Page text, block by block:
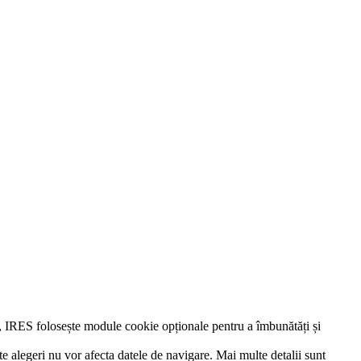
folosește module cookie opționale pentru a îmbunătăți și
alegeri nu vor afecta datele de navigare. Mai multe detalii sunt